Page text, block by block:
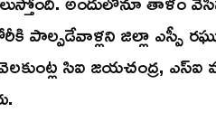
పాల్పడేవాళ్లని జిల్లా ఎస్పీ
సిఐ జయచంద్ర, ఎస్ఐ